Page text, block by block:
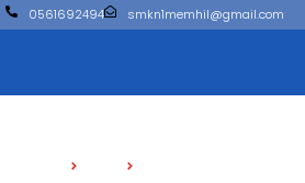
0561692494 smkn1memhil@gmail.com